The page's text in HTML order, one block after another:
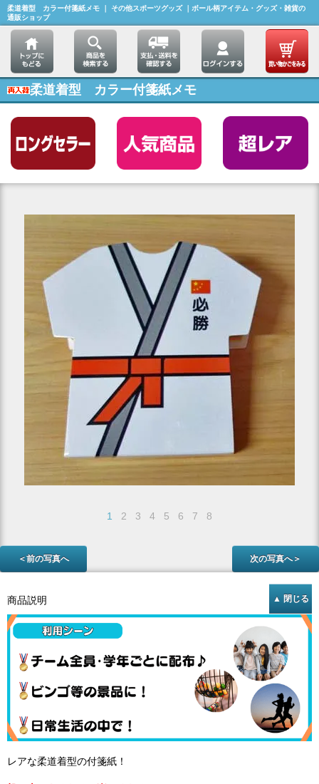
柔道着型 カラー付箋紙メモ ｜ その他スポーツグッズ ｜ボール柄アイテム・グッズ・雑貨の
通販ショップ
柔道着型 カラー付箋紙メモ
1 2 3 4 5 6 7 8
＜前の写真へ 次の写真へ＞
商品説明
レアな柔道着型の付箋紙！